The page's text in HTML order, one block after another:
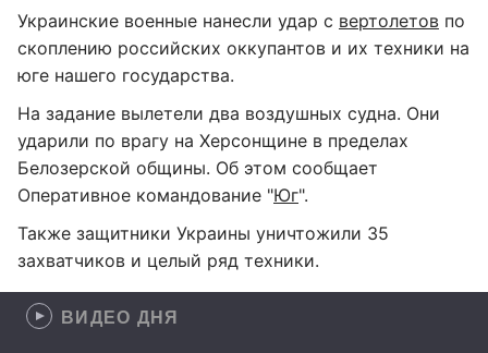
Украинские военные нанесли удар с вертолетов по
скоплению российских оккупантов и их техники на
юге нашего государства.
На задание вылетели два воздушных судна. Они
ударили по врагу на Херсонщине в пределах
Белозерской общины. Об этом сообщает
Оперативное командование "Юг".
Также защитники Украины уничтожили 35
захватчиков и целый ряд техники.
ВИДЕО ДНЯ